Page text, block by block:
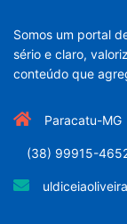
Somos um portal
sério e claro,
conteúdo que
Paracatu-MG
(38) 99915-